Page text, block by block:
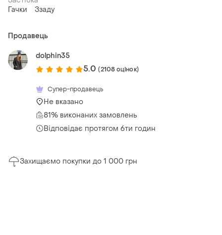
Гачки
Ззаду
Продавець
dolphin35
5.0 (2108 оцінок)
Супер-продавець
Не вказано
81% виконаних замовлень
Відповідає протягом 6ти годин
Захищаємо покупки до 1 000 грн